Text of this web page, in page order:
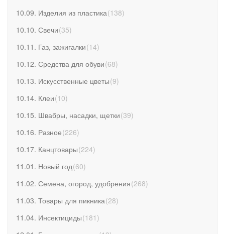
10.09. Изделия из пластика(138)
10.10. Свечи(35)
10.11. Газ, зажигалки(14)
10.12. Средства для обуви(68)
10.13. Искусственные цветы(9)
10.14. Клеи(10)
10.15. Швабры, насадки, щетки(39)
10.16. Разное(226)
10.17. Канцтовары(224)
11.01. Новый год(60)
11.02. Семена, огород, удобрения(268)
11.03. Товары для пикника(28)
11.04. Инсектициды(181 )